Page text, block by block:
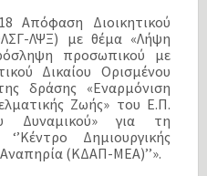
Απόφαση Διοικητικού
ΛΨΞ) με θέμα «Λήψη
προσωπικού με
Δικαίου Ορισμένου
δράσης «Εναρμόνιση
Ζωής» του Ε.Π.
Δυναμικού» για τη
Δημιουργικής
(ΚΔΑΠ-ΜΕΑ)’’».